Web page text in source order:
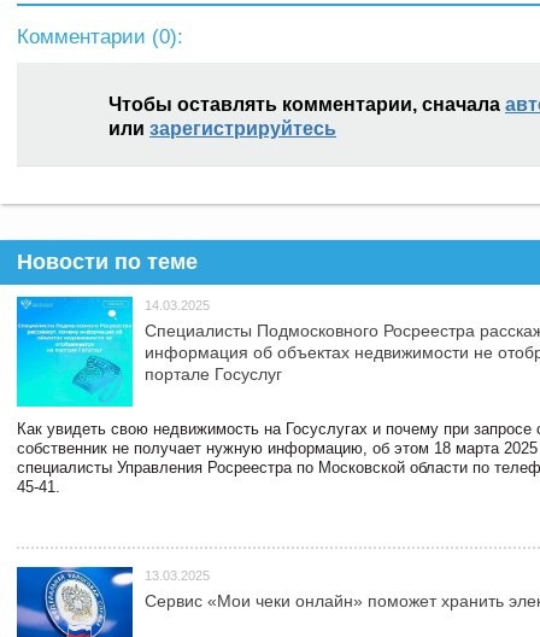
Комментарии (0):
Чтобы оставлять комментарии, сначала
или зарегистрируйтесь
Новости по теме
14.03.2025
Специалисты Подмосковного Росреестра
информация об объектах недвижимости не
портале Госуслуг
Как увидеть свою недвижимость на Госуслугах и почему при запросе
собственник не получает нужную информацию, об этом 18 марта 2025
специалисты Управления Росреестра по Московской области по
45-41.
13.03.2025
Сервис «Мои чеки онлайн» поможет хранить